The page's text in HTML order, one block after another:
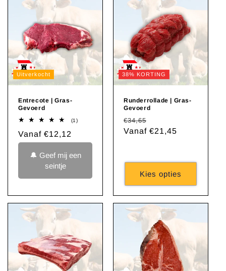
Uitverkocht
Entrecote | Gras-
Gevoerd
(1)1
recensies
Normale
prijs
Vanaf €12,12
🔔 Geef mij een
seintje
38% KORTING
Runderrollade | Gras-
Gevoerd
Normale
prijs
€34,65
Vanaf €21,45
Kies opties